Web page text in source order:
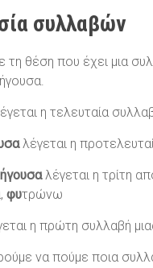
συλλαβών
τη θέση που έχει μια
η τελευταία
λέγεται η
λέγεται η τρίτη
φυτρώνω
η πρώτη συλλαβή
να πούμε ποια